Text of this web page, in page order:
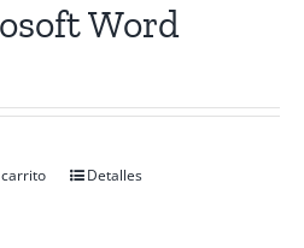
Word
Detalles